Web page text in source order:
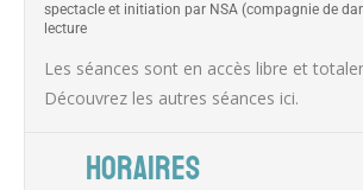
spectacle et initiation par NSA (compagnie de
lecture
Les séances sont en accès libre et
Découvrez les autres séances ici.
HORAIRES